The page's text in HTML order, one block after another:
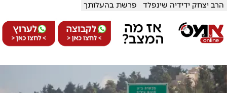
הרב יצחק ידידיה שינפלד פרשת בהעלותך